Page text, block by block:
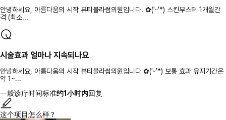
안녕하세요, 아름다움의 시작 뷰티블라썸의원입니다. ✿(′ᵕ′*) 스킨부스터 1개월간
격 (최소...
시술효과 얼마나 지속되나요
안녕하세요, 아름다움의 시작 뷰티블라썸의원입니다 ✿(′ᵕ′*) 보통 효과 유지기간은
약 1~...
一般诊疗时间标准约1小时内回复
这个项目怎么样？